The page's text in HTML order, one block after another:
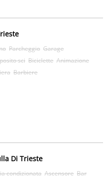
Parcheggio Garage
sci Biciclette Animazione
Barbiere
Di Trieste
condizionata Ascensore Bar